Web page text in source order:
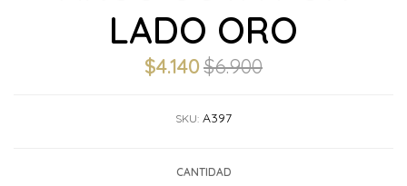
LADO ORO
$4.140$6.900
SKU: A397
CANTIDAD